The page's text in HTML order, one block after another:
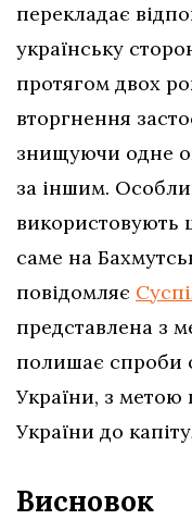
перекладає
українську
протягом двох
вторгнення
знищуючи одне
за іншим.
використовують
саме на
повідомляє
представлена з
полишає спроби
України, з метою
України до
Висновок